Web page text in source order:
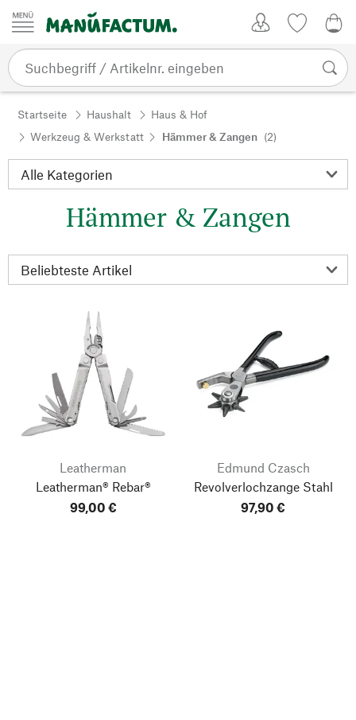
Zum Inhalt springen
Startseite Haushalt
Haus & Hof
Werkzeug & Werkstatt
Hämmer & Zangen (2)
Hämmer & Zangen
Leatherman
Leatherman® Rebar®
99,00 €
Edmund Czasch
Revolverlochzange Stahl
97,90 €